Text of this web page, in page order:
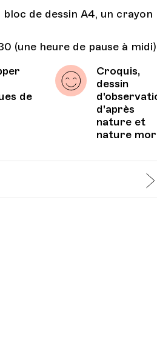
de dessin A4, un crayon
(une heure de pause à
de
Croquis,
dessin
d'après
nature et
nature